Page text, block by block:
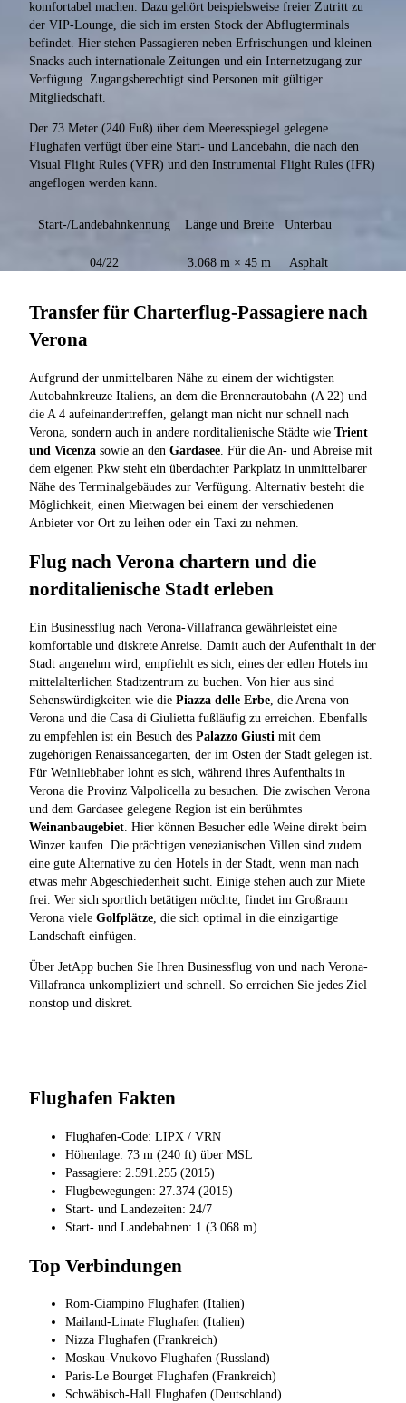
komfortabel machen. Dazu gehört beispielsweise freier Zutritt zu
der VIP-Lounge, die sich im ersten Stock der Abflugterminals
befindet. Hier stehen Passagieren neben Erfrischungen und kleinen
Snacks auch internationale Zeitungen und ein Internetzugang zur
Verfügung. Zugangsberechtigt sind Personen mit gültiger
Mitgliedschaft.
Der 73 Meter (240 Fuß) über dem Meeresspiegel gelegene
Flughafen verfügt über eine Start- und Landebahn, die nach den
Visual Flight Rules (VFR) und den Instrumental Flight Rules (IFR)
angeflogen werden kann.
Start-/Landebahnkennung Länge und Breite Unterbau
04/22 3.068 m × 45 m Asphalt
Transfer für Charterflug-Passagiere nach
Verona
Aufgrund der unmittelbaren Nähe zu einem der wichtigsten
Autobahnkreuze Italiens, an dem die Brennerautobahn (A 22) und
die A 4 aufeinandertreffen, gelangt man nicht nur schnell nach
Verona, sondern auch in andere norditalienische Städte wie Trient
und Vicenza sowie an den Gardasee . Für die An- und Abreise mit
dem eigenen Pkw steht ein überdachter Parkplatz in unmittelbarer
Nähe des Terminalgebäudes zur Verfügung. Alternativ besteht die
Möglichkeit, einen Mietwagen bei einem der verschiedenen
Anbieter vor Ort zu leihen oder ein Taxi zu nehmen.
Flug nach Verona chartern und die
norditalienische Stadt erleben
Ein Businessflug nach Verona-Villafranca gewährleistet eine
komfortable und diskrete Anreise. Damit auch der Aufenthalt in der
Stadt angenehm wird, empfiehlt es sich, eines der edlen Hotels im
mittelalterlichen Stadtzentrum zu buchen. Von hier aus sind
Sehenswürdigkeiten wie die Piazza delle Erbe , die Arena von
Verona und die Casa di Giulietta fußläufig zu erreichen. Ebenfalls
zu empfehlen ist ein Besuch des Palazzo Giusti mit dem
zugehörigen Renaissancegarten, der im Osten der Stadt gelegen ist.
Für Weinliebhaber lohnt es sich, während ihres Aufenthalts in
Verona die Provinz Valpolicella zu besuchen. Die zwischen Verona
und dem Gardasee gelegene Region ist ein berühmtes
Weinanbaugebiet . Hier können Besucher edle Weine direkt beim
Winzer kaufen. Die prächtigen venezianischen Villen sind zudem
eine gute Alternative zu den Hotels in der Stadt, wenn man nach
etwas mehr Abgeschiedenheit sucht. Einige stehen auch zur Miete
frei. Wer sich sportlich betätigen möchte, findet im Großraum
Verona viele Golfplätze , die sich optimal in die einzigartige
Landschaft einfügen.
Über JetApp buchen Sie Ihren Businessflug von und nach Verona-
Villafranca unkompliziert und schnell. So erreichen Sie jedes Ziel
nonstop und diskret.
Flughafen Fakten
Flughafen-Code: LIPX / VRN
Höhenlage: 73 m (240 ft) über MSL
Passagiere: 2.591.255 (2015)
Flugbewegungen: 27.374 (2015)
Start- und Landezeiten: 24/7
Start- und Landebahnen: 1 (3.068 m)
Top Verbindungen
Rom-Ciampino Flughafen (Italien)
Mailand-Linate Flughafen (Italien)
Nizza Flughafen (Frankreich)
Moskau-Vnukovo Flughafen (Russland)
Paris-Le Bourget Flughafen (Frankreich)
Schwäbisch-Hall Flughafen (Deutschland)